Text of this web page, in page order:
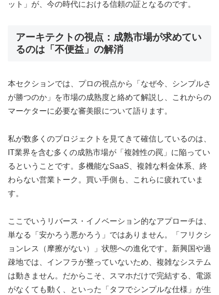
ット」が、今の時代における信頼の証となるのです。
アーキテクトの視点：成熟市場が求めてい
るのは「不便益」の解消
本セクションでは、プロの視点から「なぜ今、シンプルさ
が勝つのか」を市場の成熟度と絡めて解説し、これからの
マーケターに必要な審美眼について語ります。
私が数多くのプロジェクトを見てきて確信しているのは、
IT業界を含む多くの成熟市場が「複雑性の罠」に陥ってい
るということです。多機能なSaaS、複雑な料金体系、終
わらない営業トーク。買い手側も、これらに疲れていま
す。
ここでいうリバース・イノベーション的なアプローチは、
単なる「安かろう悪かろう」ではありません。「フリクシ
ョンレス（摩擦がない）」状態への進化です。新興国や過
疎地では、インフラが整っていないため、複雑なシステム
は動きません。だからこそ、スマホだけで完結する、電源
がなくても動く、といった「タフでシンプルな仕様」が生